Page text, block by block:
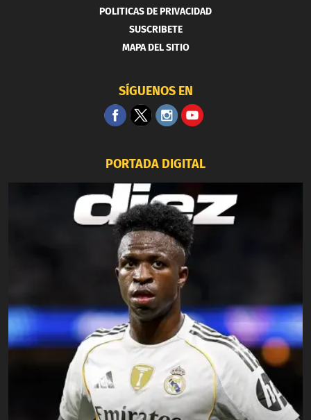
POLITICAS DE PRIVACIDAD
SUSCRIBETE
MAPA DEL SITIO
SÍGUENOS EN
PORTADA DIGITAL